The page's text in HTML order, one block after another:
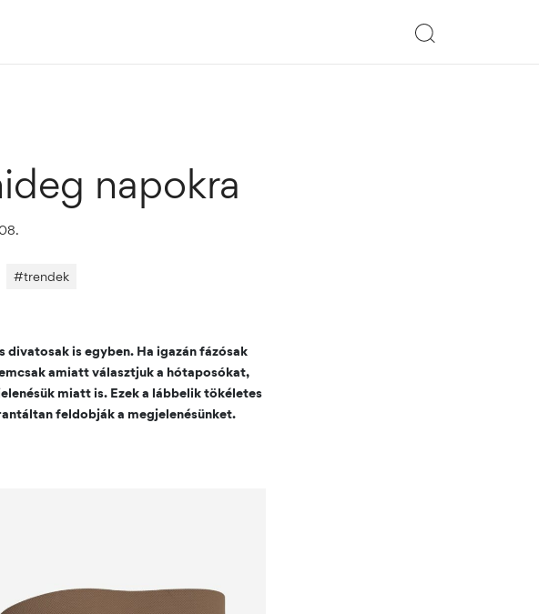
napokra
#trendek
divatosak is egyben. Ha igazán fázósak
amiatt választjuk a hótaposókat,
miatt is. Ezek a lábbelik tökéletes
feldobják a megjelenésünket.